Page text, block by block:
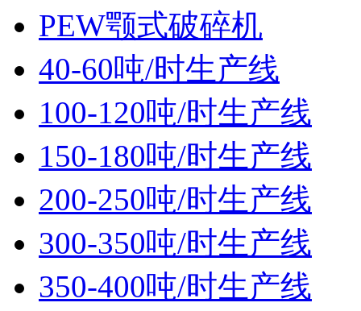
PEW颚式破碎机
40-60吨/时生产线
100-120吨/时生产线
150-180吨/时生产线
200-250吨/时生产线
300-350吨/时生产线
350-400吨/时生产线